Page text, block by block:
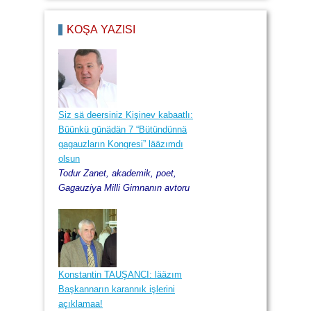
2017, Kırım ay, 21
2013, Kirez ay, 29
KÖŞÄ YAZISI
Siz sä deersiniz Kişinev kabaatlı:
Büünkü günädän 7 “Bütündünnä
gagauzların Kongresi” lääzımdı
olsun
Todur Zanet, akademik, poet,
Gagauziya Milli Gimnanın avtoru
Konstantin TAUŞANCI: lääzım
Başkannarın karannık işlerini
açıklamaa!